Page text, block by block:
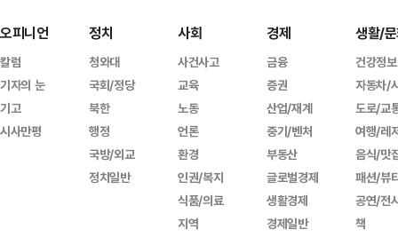
오피니언
칼럼
기자의 눈
기고
시사만평
정치
청와대
국회/정당
북한
행정
국방/외교
정치일반
사회
사건사고
교육
노동
언론
환경
인권/복지
식품/의료
지역
경제
금융
증권
산업/재계
중기/벤처
부동산
글로벌경제
생활경제
경제일반
생활/
건강정보
자동차/
도로/교
여행/레
음식/맛
패션/뷰
공연/전
책